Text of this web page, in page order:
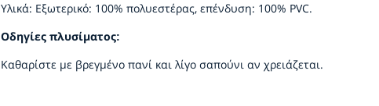
Υλικά: Εξωτερικό: 100% πολυεστέρας, επένδυση: 100% PVC.
Οδηγίες πλυσίματος:
Καθαρίστε με βρεγμένο πανί και λίγο σαπούνι αν χρειάζεται.